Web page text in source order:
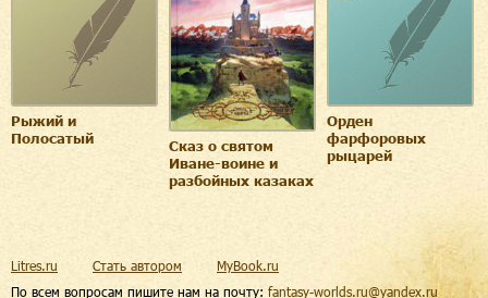
Рыжий и
Полосатый
Сказ о святом
Иване-воине и
разбойных казаках
Орден
фарфоровых
рыцарей
По всем вопросам пишите нам на почту: fantasy-worlds.ru@yandex.ru
Litres.ru Стать автором MyBook.ru